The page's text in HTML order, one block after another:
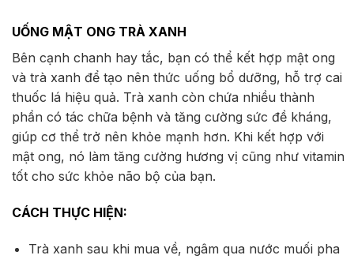
UỐNG MẬT ONG TRÀ XANH
Bên cạnh chanh hay tắc, bạn có thể kết hợp mật ong
và trà xanh để tạo nên thức uống bổ dưỡng, hỗ trợ cai
thuốc lá hiệu quả. Trà xanh còn chứa nhiều thành
phần có tác chữa bệnh và tăng cường sức đề kháng,
giúp cơ thể trở nên khỏe mạnh hơn. Khi kết hợp với
mật ong, nó làm tăng cường hương vị cũng như vitamin
tốt cho sức khỏe não bộ của bạn.
CÁCH THỰC HIỆN:
Trà xanh sau khi mua về, ngâm qua nước muối pha